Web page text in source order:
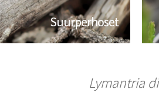
Suurperhoset
Lymantria